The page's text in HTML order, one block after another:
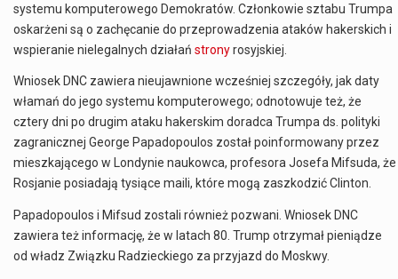
systemu komputerowego Demokratów. Członkowie sztabu Trumpa
oskarżeni są o zachęcanie do przeprowadzenia ataków hakerskich i
wspieranie nielegalnych działań stronyrosyjskiej.
Wniosek DNC zawiera nieujawnione wcześniej szczegóły, jak daty
włamań do jego systemu komputerowego; odnotowuje też, że
cztery dni po drugim ataku hakerskim doradca Trumpa ds. polityki
zagranicznej George Papadopoulos został poinformowany przez
mieszkającego w Londynie naukowca, profesora Josefa Mifsuda, że
Rosjanie posiadają tysiące maili, które mogą zaszkodzić Clinton.
Papadopoulos i Mifsud zostali również pozwani. Wniosek DNC
zawiera też informację, że w latach 80. Trump otrzymał pieniądze
od władz Związku Radzieckiego za przyjazd do Moskwy.